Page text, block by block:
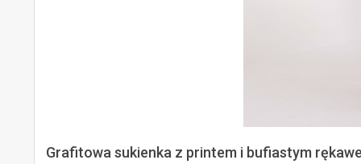
Grafitowa sukienka z printem i bufiastym